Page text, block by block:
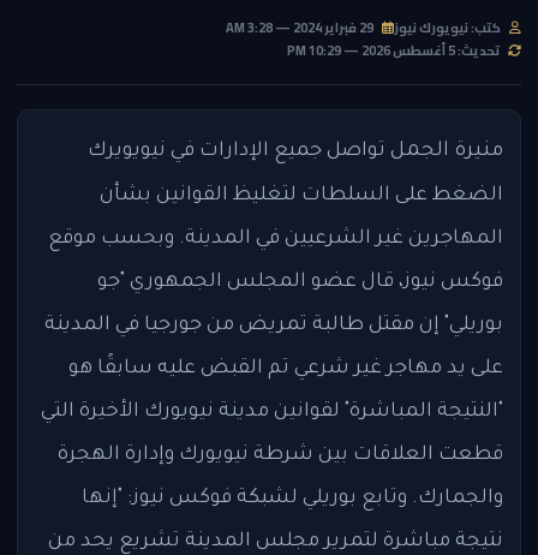
كتب: نيويورك نيوز
تحديث: 5 أغسطس 2026 — 10:29 PM
منيرة الجمل تواصل جميع الإدارات في نيويويرك
الضغط على السلطات لتغليظ القوانين بشأن
المهاجرين غير الشرعيين في المدينة. وبحسب موقع
فوكس نيوز، قال عضو المجلس الجمهوري "جو
بوريلي" إن مقتل طالبة تمريض من جورجيا في المدينة
على يد مهاجر غير شرعي تم القبض عليه سابقًا هو
"النتيجة المباشرة" لقوانين مدينة نيويورك الأخيرة التي
قطعت العلاقات بين شرطة نيويورك وإدارة الهجرة
والجمارك. وتابع بوريلي لشبكة فوكس نيوز: "إنها
نتيجة مباشرة لتمرير مجلس المدينة تشريع يحد من